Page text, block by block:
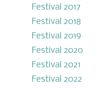
Festival 2017
Festival 2018
Festival 2019
Festival 2020
Festival 2021
Festival 2022